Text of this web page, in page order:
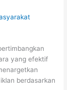
yang efektif
berdasarkan